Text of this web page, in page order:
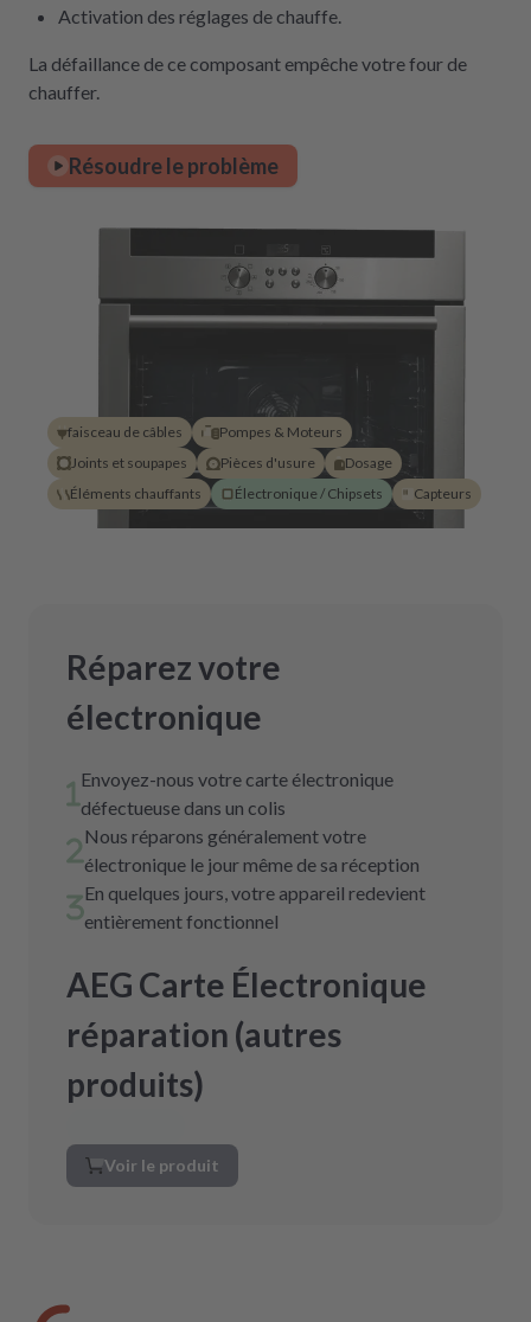
Activation des réglages de chauffe.
La défaillance de ce composant empêche votre four de
chauffer.
Résoudre le problème
faisceau de câbles
Pompes & Moteurs
Joints et soupapes
Pièces d'usure
Dosage
Éléments chauffants
Électronique / Chipsets Capteurs
Réparez votre
électronique
Envoyez-nous votre carte électronique
défectueuse dans un colis
Nous réparons généralement votre
électronique le jour même de sa réception
En quelques jours, votre appareil redevient
entièrement fonctionnel
AEG Carte Électronique
réparation (autres
produits)
Voir le produit